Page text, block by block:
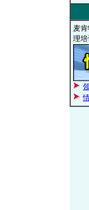
麦
理培